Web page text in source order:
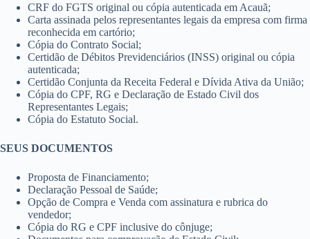
CRF do FGTS original ou cópia autenticada em Acauã;
Carta assinada pelos representantes legais da empresa com firma
reconhecida em cartório;
Cópia do Contrato Social;
Certidão de Débitos Previdenciários (INSS) original ou cópia
autenticada;
Certidão Conjunta da Receita Federal e Dívida Ativa da União;
Cópia do CPF, RG e Declaração de Estado Civil dos
Representantes Legais;
Cópia do Estatuto Social.
SEUS DOCUMENTOS
Proposta de Financiamento;
Declaração Pessoal de Saúde;
Opção de Compra e Venda com assinatura e rubrica do
vendedor;
Cópia do RG e CPF inclusive do cônjuge;